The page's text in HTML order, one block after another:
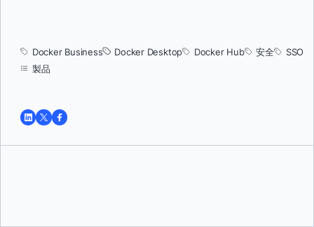
Docker Business Docker Desktop Docker Hub 安全
SSO
製品